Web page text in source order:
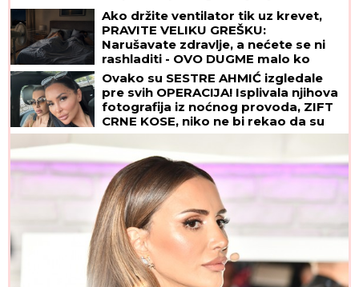
Ako držite ventilator tik uz krevet,
PRAVITE VELIKU GREŠKU:
Narušavate zdravlje, a nećete se ni
rashladiti - OVO DUGME malo ko
koristi, a pravi najveću razliku
Ovako su SESTRE AHMIĆ izgledale
pre svih OPERACIJA! Isplivala njihova
fotografija iz noćnog provoda, ZIFT
CRNE KOSE, niko ne bi rekao da su
OVO ONE! (FOTO)